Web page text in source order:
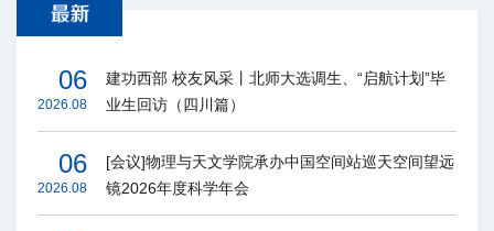
06
2026.08
建功西部 校友风采丨北师大选调生、“启航计划”毕
业生回访（四川篇）
06
2026.08
[会议]物理与天文学院承办中国空间站巡天空间望远
镜2026年度科学年会